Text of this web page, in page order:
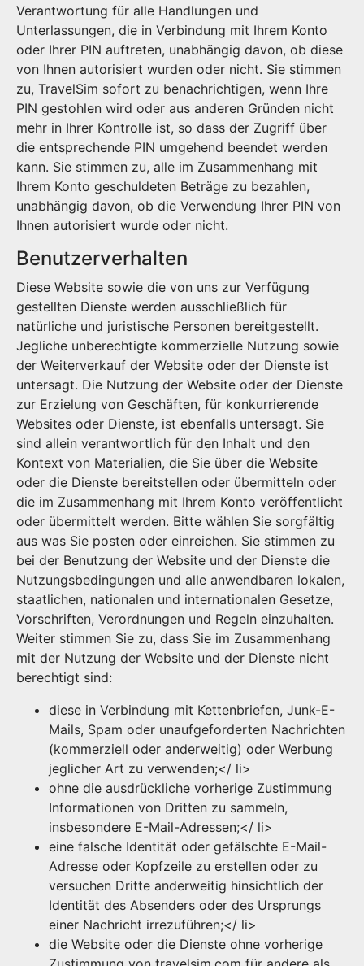
Verantwortung für alle Handlungen und
Unterlassungen, die in Verbindung mit Ihrem Konto
oder Ihrer PIN auftreten, unabhängig davon, ob diese
von Ihnen autorisiert wurden oder nicht. Sie stimmen
zu, TravelSim sofort zu benachrichtigen, wenn Ihre
PIN gestohlen wird oder aus anderen Gründen nicht
mehr in Ihrer Kontrolle ist, so dass der Zugriff über
die entsprechende PIN umgehend beendet werden
kann. Sie stimmen zu, alle im Zusammenhang mit
Ihrem Konto geschuldeten Beträge zu bezahlen,
unabhängig davon, ob die Verwendung Ihrer PIN von
Ihnen autorisiert wurde oder nicht.
Benutzerverhalten
Diese Website sowie die von uns zur Verfügung
gestellten Dienste werden ausschließlich für
natürliche und juristische Personen bereitgestellt.
Jegliche unberechtigte kommerzielle Nutzung sowie
der Weiterverkauf der Website oder der Dienste ist
untersagt. Die Nutzung der Website oder der Dienste
zur Erzielung von Geschäften, für konkurrierende
Websites oder Dienste, ist ebenfalls untersagt. Sie
sind allein verantwortlich für den Inhalt und den
Kontext von Materialien, die Sie über die Website
oder die Dienste bereitstellen oder übermitteln oder
die im Zusammenhang mit Ihrem Konto veröffentlicht
oder übermittelt werden. Bitte wählen Sie sorgfältig
aus was Sie posten oder einreichen. Sie stimmen zu
bei der Benutzung der Website und der Dienste die
Nutzungsbedingungen und alle anwendbaren lokalen,
staatlichen, nationalen und internationalen Gesetze,
Vorschriften, Verordnungen und Regeln einzuhalten.
Weiter stimmen Sie zu, dass Sie im Zusammenhang
mit der Nutzung der Website und der Dienste nicht
berechtigt sind:
diese in Verbindung mit Kettenbriefen, Junk-E-
Mails, Spam oder unaufgeforderten Nachrichten
(kommerziell oder anderweitig) oder Werbung
jeglicher Art zu verwenden;</ li>
ohne die ausdrückliche vorherige Zustimmung
Informationen von Dritten zu sammeln,
insbesondere E-Mail-Adressen;</ li>
eine falsche Identität oder gefälschte E-Mail-
Adresse oder Kopfzeile zu erstellen oder zu
versuchen Dritte anderweitig hinsichtlich der
Identität des Absenders oder des Ursprungs
einer Nachricht irrezuführen;</ li>
die Website oder die Dienste ohne vorherige